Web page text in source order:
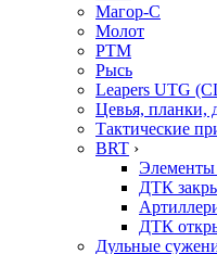
Магор-С
Молот
РТМ
Рысь
Leapers UTG
Цевья, планки,
Тактические
BRT ›
ДТК
ДТК
Дульные